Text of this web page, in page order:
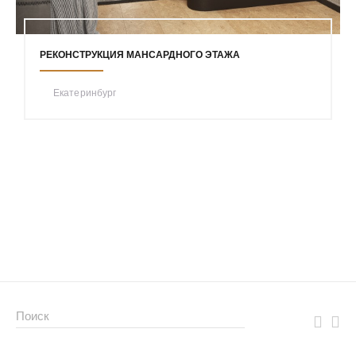
РЕКОНСТРУКЦИЯ МАНСАРДНОГО ЭТАЖА
Екатеринбург